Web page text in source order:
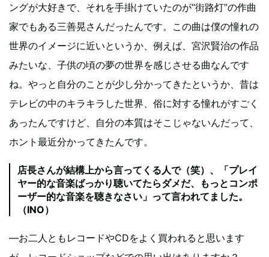
ングが大好きで、それを手掛けていたのが“街路灯”の作曲
家でもある三善晃さんだったんです。この曲は僕の憧れの
世界のイメージに近いというか、例えば、宮沢賢治の作品
みたいな、子供の頃の夢の世界を感じさせる曲なんです
ね。やっと自分のことが少し分かってきたというか、昔は
テレビの中のキラキラした世界、俗に対する憧れがすごく
あったんですけど、自分の本質はそこじゃないんだって、
ホント最近分かってきたんです。
店長さんが結構上から言ってくる人で（笑）、「プレイ
ヤー的な音楽ばっかり聴いてたらダメだ、もっとコンポ
ーザー的な音楽を聴きなさい」って言われてました。
（INO）
―お二人ともレコードやCDをよく買われると思います